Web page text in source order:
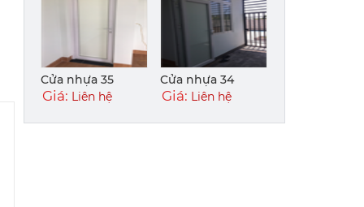
Cửa nhựa 35
Giá: Liên hệ
Cửa nhựa 34
Giá: Liên hệ